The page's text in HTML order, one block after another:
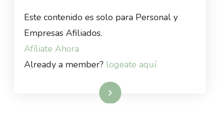
Este contenido es solo para Personal y
Empresas Afiliados.
Afíliate Ahora
Already a member? logeate aquí
Read More